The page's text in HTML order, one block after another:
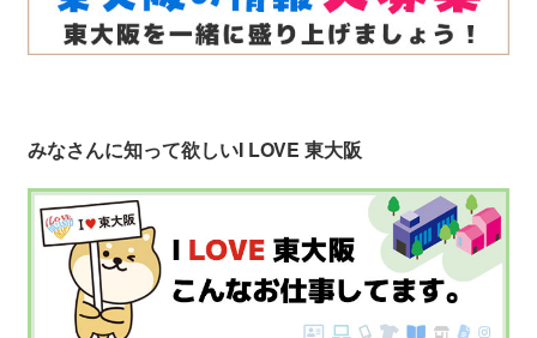
みなさんに知って欲しいI LOVE 東大阪